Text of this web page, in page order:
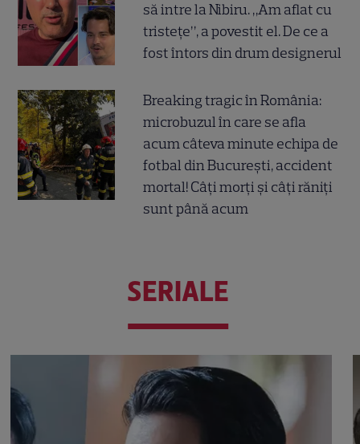
să intre la Nibiru. „Am aflat cu
tristețe”, a povestit el. De ce a
fost întors din drum designerul
Breaking tragic în România:
microbuzul în care se afla
acum câteva minute echipa de
fotbal din București, accident
mortal! Câți morți și câți răniți
sunt până acum
SERIALE